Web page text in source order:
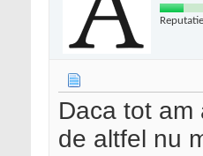
Daca tot am
de altfel nu